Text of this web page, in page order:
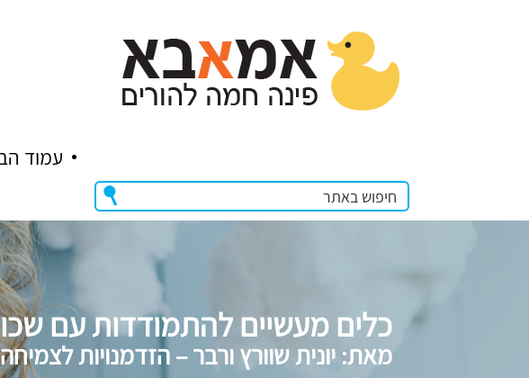
עמוד
כלים מעשיים להתמודדות עם
מאת: יונית שוורץ ורבר – הזדמנויות